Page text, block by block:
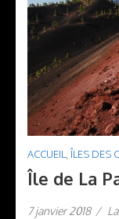
ACCUEIL, ÎLES DES
Île de La
7 janvier 2018 /